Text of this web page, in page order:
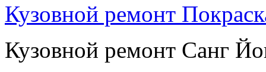
Кузовной ремонт
Кузовной ремонт Санг